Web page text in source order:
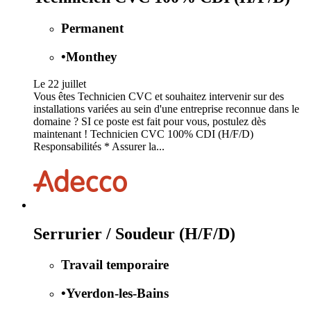
Permanent
•Monthey
Le 22 juillet
Vous êtes Technicien CVC et souhaitez intervenir sur des
installations variées au sein d'une entreprise reconnue dans le
domaine ? SI ce poste est fait pour vous, postulez dès
maintenant ! Technicien CVC 100% CDI (H/F/D)
Responsabilités * Assurer la...
Serrurier / Soudeur (H/F/D)
Travail temporaire
•Yverdon-les-Bains